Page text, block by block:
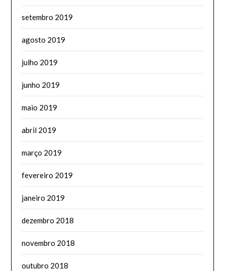
setembro 2019
agosto 2019
julho 2019
junho 2019
maio 2019
abril 2019
março 2019
fevereiro 2019
janeiro 2019
dezembro 2018
novembro 2018
outubro 2018